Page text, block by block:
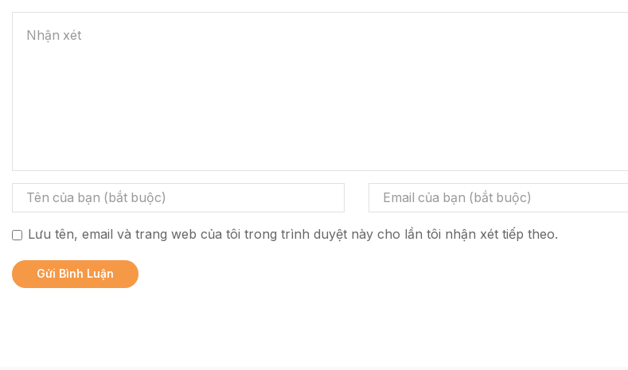
Lưu tên, email và trang web của tôi trong trình duyệt này cho lần tôi nhận xét tiếp theo.